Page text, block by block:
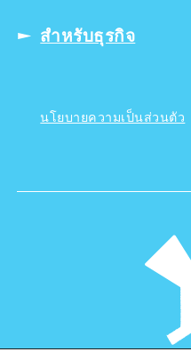
สำหรับธุรกิจ
นโยบายความเป็นส่วนตัว